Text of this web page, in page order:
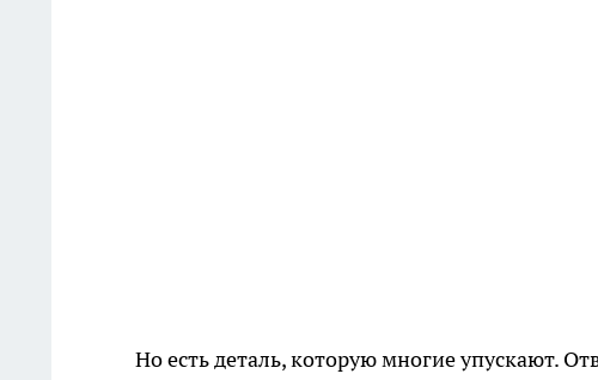
Но есть деталь, которую многие упускают.